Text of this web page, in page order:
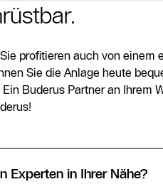
profitieren auch von einem
Sie die Anlage heute
Buderus Partner an Ihrem
Experten in Ihrer Nähe?